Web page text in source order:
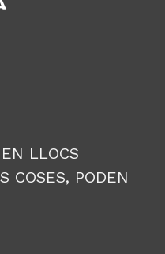
LLOCS
COSES, PODEN